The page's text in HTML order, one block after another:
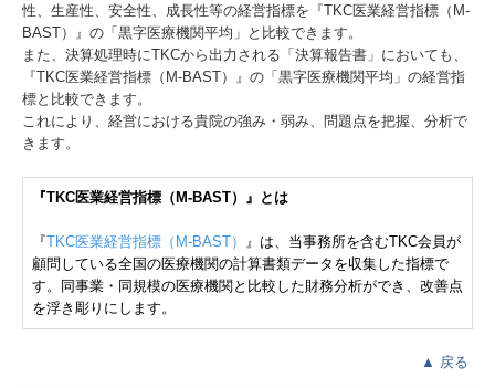
性、生産性、安全性、成長性等の経営指標を『TKC医業経営指標（M-
BAST）』の「黒字医療機関平均」と比較できます。
また、決算処理時にTKCから出力される「決算報告書」においても、
『TKC医業経営指標（M-BAST）』の「黒字医療機関平均」の経営指
標と比較できます。
これにより、経営における貴院の強み・弱み、問題点を把握、分析で
きます。
『TKC医業経営指標（M-BAST）』とは
『TKC医業経営指標（M-BAST）
』は、当事務所を含むTKC会員が
顧問している全国の医療機関の計算書類データを収集した指標で
す。同事業・同規模の医療機関と比較した財務分析ができ、改善点
を浮き彫りにします。
▲ 戻る